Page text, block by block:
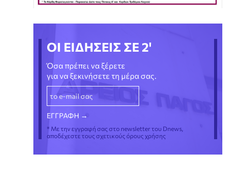
ΟΙ ΕΙΔΗΣΕΙΣ ΣΕ 2'
Όσα πρέπει να ξέρετε
για να ξεκινήσετε τη μέρα σας.
* Με την εγγραφή σας στο newsletter του Dnews,
αποδέχεστε τους σχετικούς όρους χρήσης